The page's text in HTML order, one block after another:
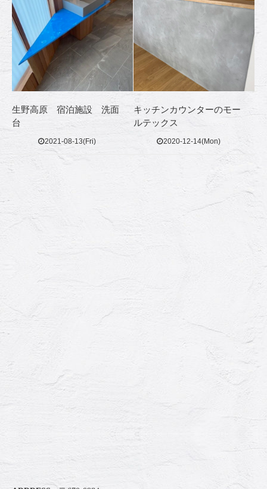
生野高原 宿泊施設 洗面
台
2021-08-13(Fri)
キッチンカウンターのモー
ルテックス
2020-12-14(Mon)